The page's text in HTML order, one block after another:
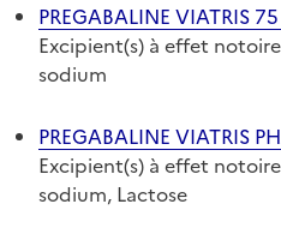
PREGABALINE VIATRIS
Excipient(s) à effet
sodium
PREGABALINE VIATRIS
Excipient(s) à effet
sodium, Lactose